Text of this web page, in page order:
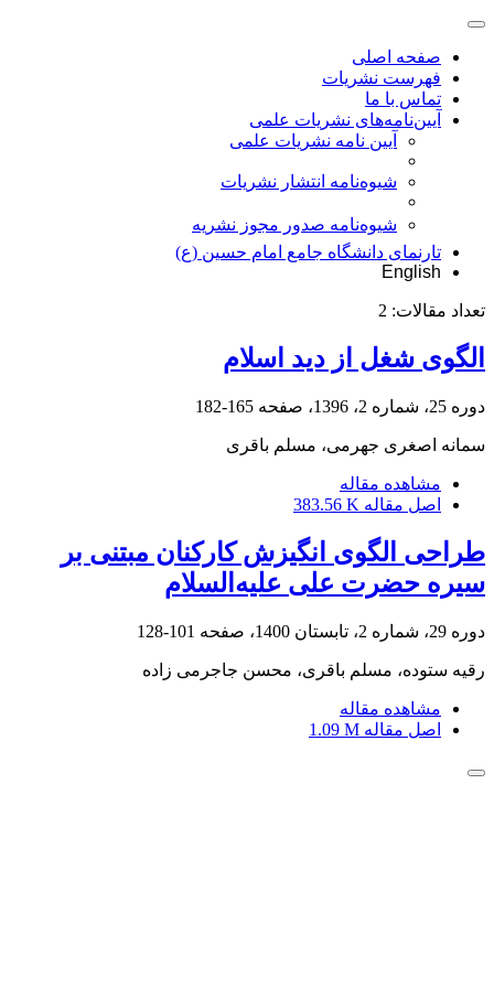
صفحه اصلی
فهرست نشریات
تماس با ما
آیین‌نامه‌های نشریات علمی
آیین نامه نشریات علمی
شیوه‌نامه انتشار نشریات
شیوهنامه صدور مجوز نشریه
تارنمای دانشگاه جامع امام حسین (ع)
English
تعداد مقالات: 2
الگوی شغل از دید اسلام
دوره 25، شماره 2، 1396، صفحه 165-182
سمانه اصغری جهرمی، مسلم باقری
مشاهده مقاله
اصل مقاله 383.56 K
طراحی الگوی انگیزش کارکنان مبتنی بر
سیره حضرت علی علیه‌السلام
دوره 29، شماره 2، تابستان 1400، صفحه 101-128
رقیه ستوده، مسلم باقری، محسن جاجرمی زاده
مشاهده مقاله
اصل مقاله 1.09 M